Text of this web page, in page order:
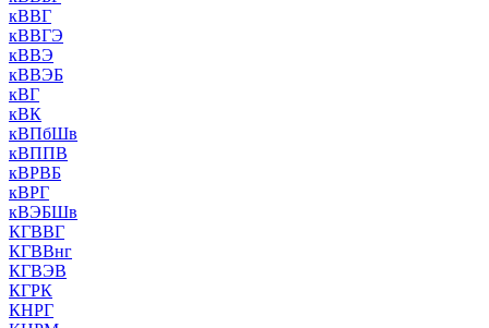
кВВГ
кВВГЭ
кВВЭ
кВВЭБ
кВГ
кВК
кВПбШв
кВППВ
кВРВБ
кВРГ
кВЭБШв
КГВВГ
КГВВнг
КГВЭВ
КГРК
КНРГ